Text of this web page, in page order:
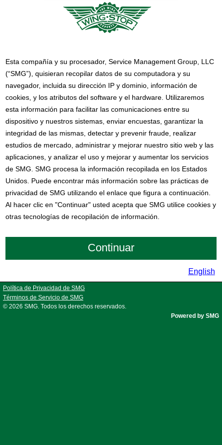
Esta compañía y su procesador, Service Management Group, LLC
(“SMG”), quisieran recopilar datos de su computadora y su
navegador, incluida su dirección IP y dominio, información de
cookies, y los atributos del software y el hardware. Utilizaremos
esta información para facilitar las comunicaciones entre su
dispositivo y nuestros sistemas, enviar encuestas, garantizar la
integridad de las mismas, detectar y prevenir fraude, realizar
estudios de mercado, administrar y mejorar nuestro sitio web y las
aplicaciones, y analizar el uso y mejorar y aumentar los servicios
de SMG. SMG procesa la información recopilada en los Estados
Unidos. Puede encontrar más información sobre las prácticas de
privacidad de SMG utilizando el enlace que figura a continuación.
Al hacer clic en "Continuar" usted acepta que SMG utilice cookies y
otras tecnologías de recopilación de información.
English
Política de Privacidad de SMG
Términos de Servicio de SMG
© 2026 SMG. Todos los derechos reservados.
Powered by SMG